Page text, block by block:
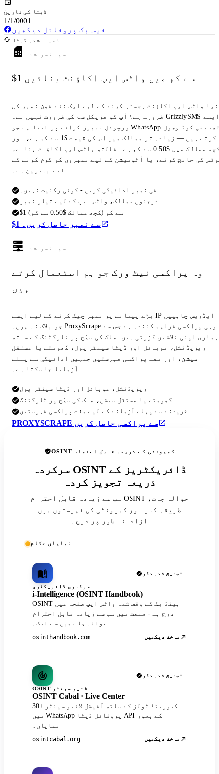
ڈیٹا کی تاریخ
1/1/0001
فیس بک پروفائل دیکھیں
ذخیرہ شدہ ڈیٹا
سپانسر شدہ
$1 سے کم میں واٹس ایپ اکاؤنٹ بنائیں
نیا واٹس ایپ اکاؤنٹ رجسٹر کرنے کے لیے ایک نئے فون نمبر کی
ضرورت ہے؟ آپ کو فزیکل سم کی ضرورت نہیں ہے۔ GrizzlySMS ایسے
ورچوئل نمبرز کرائے پر لیتا ہے جو WhatsApp تصدیقی کوڈ وصول
کرتے ہیں — زیادہ تر ممالک میں اس کی قیمت $1 سے کم ہے، اور
کچھ ممالک میں $0.50 سے کم ہے۔ فالتو واٹس ایپ اکاؤنٹ بنانے،
کی جانچ کرنے، یا آٹومیشن کے لیے نمبروں کو گرم کرنے کے
لیے بہترین ہے۔
فی نمبر ادائیگی کریں - کوئی رکنیت نہیں۔
درجنوں ممالک، واٹس ایپ کے لیے تیار نمبر
$1 سے کم (کچھ ممالک $0.50 سے کم)
$1 سے نمبر حاصل کریں۔
سپانسر شدہ
وہ پراکسی نیٹ ورک جو ہم استعمال کرتے
ہیں
بڑے پیمانے پر نمبر چیک کرنے کے لیے ایسے IP ایڈریس چاہییں
جو بلاک نہ ہوں۔ ProxyScrape وہی پراکسی فراہم کنندہ ہے جس سے
ہماری اپنی تلاشیں گزرتی ہیں: ملک کی سطح پر ٹارگٹنگ کے ساتھ
ریزیڈنشل، موبائل اور ڈیٹا سینٹر پول، گھومتے یا مستقل
سیشن، اور مفت پراکسی فہرستیں جنہیں ادائیگی سے پہلے
آزمایا جا سکتا ہے۔
ریزیڈنشل، موبائل اور ڈیٹا سینٹر پول
گھومتے یا مستقل سیشن، ملک کی سطح پر ٹارگٹنگ
خریدنے سے پہلے آزمانے کے لیے مفت پراکسی فہرستیں
PROXYSCRAPE سے پراکسی حاصل کریں
OSINT کمیونٹی کے ذریعہ قابل اعتماد
سرکردہ OSINT ڈائریکٹریز کے
ذریعہ تجویز کردہ
سب سے زیادہ قابل احترام OSINT حوالہ جات،
طریقہ کار اور کمیونٹی کی فہرستوں میں
آزادانہ طور پر درج۔
نمایاں حکام
تصدیق شدہ ذکر
سرکاری ڈائریکٹری
i-Intelligence (OSINT Handbook)
OSINT ہینڈ بک کے وقف شدہ واٹس ایپ صفحہ میں
درج ہے - صنعت میں سب سے زیادہ قابل احترام
حوالہ جات میں سے ایک۔
osinthandbook.com ماخذ دیکھیں
تصدیق شدہ ذکر
OSINT لائیو سینٹر
OSINT Cabal · Live Center
30+ کیوریٹڈ ٹولز کے ساتھ آفیشل لائیو سینٹر
میں WhatsApp پروفائل ڈیٹا API کے بطور
نمایاں۔
osintcabal.org ماخذ دیکھیں